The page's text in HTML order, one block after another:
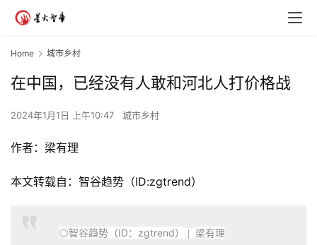
Home 城市乡村
在中国，已经没有人敢和河北人打价格战
2024年1月1日 上午10:47 城市乡村
作者：梁有理
本文转载自：智谷趋势（ID:zgtrend）
◎智谷趋势（ID：zgtrend） 梁有理